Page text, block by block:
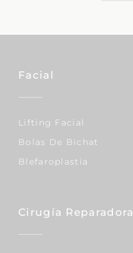
Facial
Lifting Facial
Bolas De Bichat
Blefaroplastia
Cirugía Reparadora